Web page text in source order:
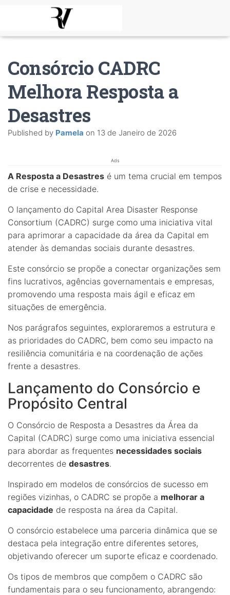
Consórcio CADRC
Melhora Resposta a
Desastres
Published by Pamela on 13 de Janeiro de 2026
Ads
A Resposta a Desastres é um tema crucial em tempos
de crise e necessidade.
O lançamento do Capital Area Disaster Response
Consortium (CADRC) surge como uma iniciativa vital
para aprimorar a capacidade da área da Capital em
atender às demandas sociais durante desastres.
Este consórcio se propõe a conectar organizações sem
fins lucrativos, agências governamentais e empresas,
promovendo uma resposta mais ágil e eficaz em
situações de emergência.
Nos parágrafos seguintes, exploraremos a estrutura e
as prioridades do CADRC, bem como seu impacto na
resiliência comunitária e na coordenação de ações
frente a desastres.
Lançamento do Consórcio e
Propósito Central
O Consórcio de Resposta a Desastres da Área da
Capital (CADRC) surge como uma iniciativa essencial
para abordar as frequentes necessidades sociais
decorrentes de desastres.
Inspirado em modelos de consórcios de sucesso em
regiões vizinhas, o CADRC se propõe a melhorar a
capacidade de resposta na área da Capital.
O consórcio estabelece uma parceria dinâmica que se
destaca pela integração entre diferentes setores,
objetivando oferecer um suporte eficaz e coordenado.
Os tipos de membros que compõem o CADRC são
fundamentais para o seu funcionamento, abrangendo: